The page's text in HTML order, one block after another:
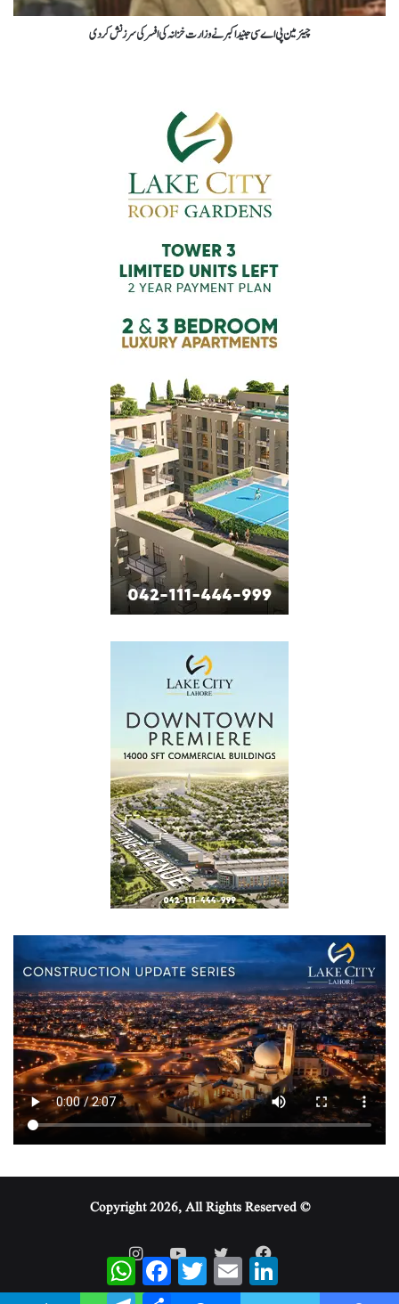
چیئرمین پی اے سی جنید اکبر نے وزارت خزانہ کی افسر کی سرزنش کردی
© Copyright 2026, All Rights Reserved
WhatsAppFacebookTwitterEmail
LinkedIn